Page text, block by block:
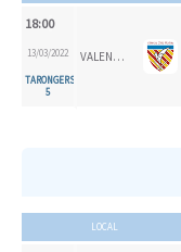
18:00
13/03/2022
TARONGERS
5
VALENCIA CH
LOCAL